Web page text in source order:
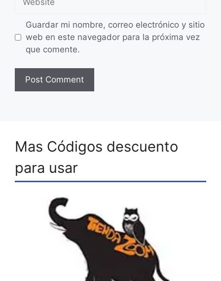
Guardar mi nombre, correo electrónico y sitio
web en este navegador para la próxima vez
que comente.
Mas Códigos descuento
para usar